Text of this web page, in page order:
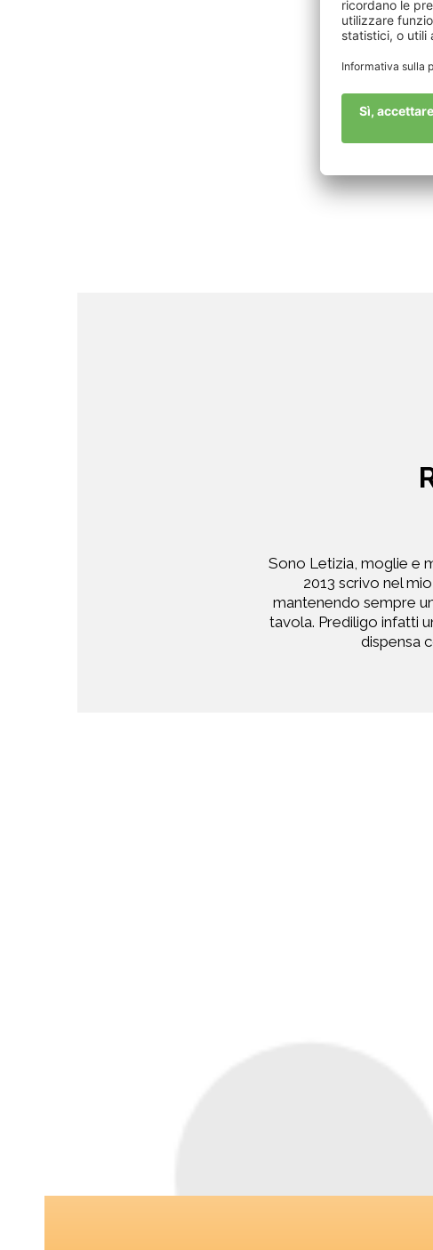
Sono Letizia, moglie e
2013 scrivo nel
mantenendo sempre
tavola. Prediligo infatti
dispensa